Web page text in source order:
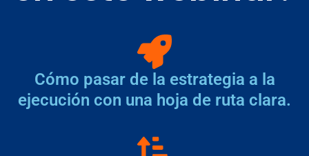
Cómo pasar de la estrategia a la
ejecución con una hoja de ruta clara.